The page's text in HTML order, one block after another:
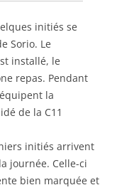
initiés se
Sorio. Le
installé, le
repas. Pendant
la
de la C11
initiés arrivent
journée. Celle-ci
bien marquée et